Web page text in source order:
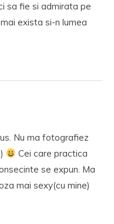
sa fie si admirata pe
exista si-n lumea
Nu ma fotografiez
Cei care practica
se expun. Ma
mai sexy(cu mine)